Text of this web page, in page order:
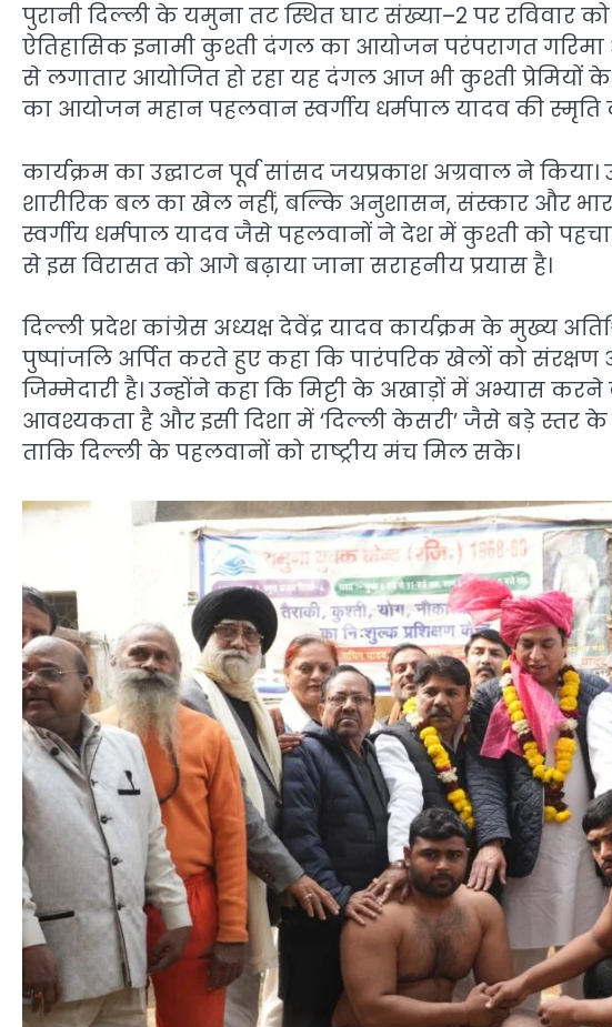
पुरानी दिल्ली के यमुना तट स्थित घाट संख्या–2 पर रविवार
ऐतिहासिक इनामी कुश्ती दंगल का आयोजन परंपरागत
से लगातार आयोजित हो रहा यह दंगल आज भी कुश्ती प्रेमियों
का आयोजन महान पहलवान स्वर्गीय धर्मपाल यादव की स्मृति
कार्यक्रम का उद्घाटन पूर्व सांसद जयप्रकाश अग्रवाल ने
शारीरिक बल का खेल नहीं, बल्कि अनुशासन, संस्कार और
स्वर्गीय धर्मपाल यादव जैसे पहलवानों ने देश में कुश्ती को
से इस विरासत को आगे बढ़ाया जाना सराहनीय प्रयास है।
दिल्ली प्रदेश कांग्रेस अध्यक्ष देवेंद्र यादव कार्यक्रम के मुख्य
पुष्पांजलि अर्पित करते हुए कहा कि पारंपरिक खेलों को संरक्षण
जिम्मेदारी है। उन्होंने कहा कि मिट्टी के अखाड़ों में अभ्यास
आवश्यकता है और इसी दिशा में ‘दिल्ली केसरी’ जैसे बड़े स्तर के
ताकि दिल्ली के पहलवानों को राष्ट्रीय मंच मिल सके।